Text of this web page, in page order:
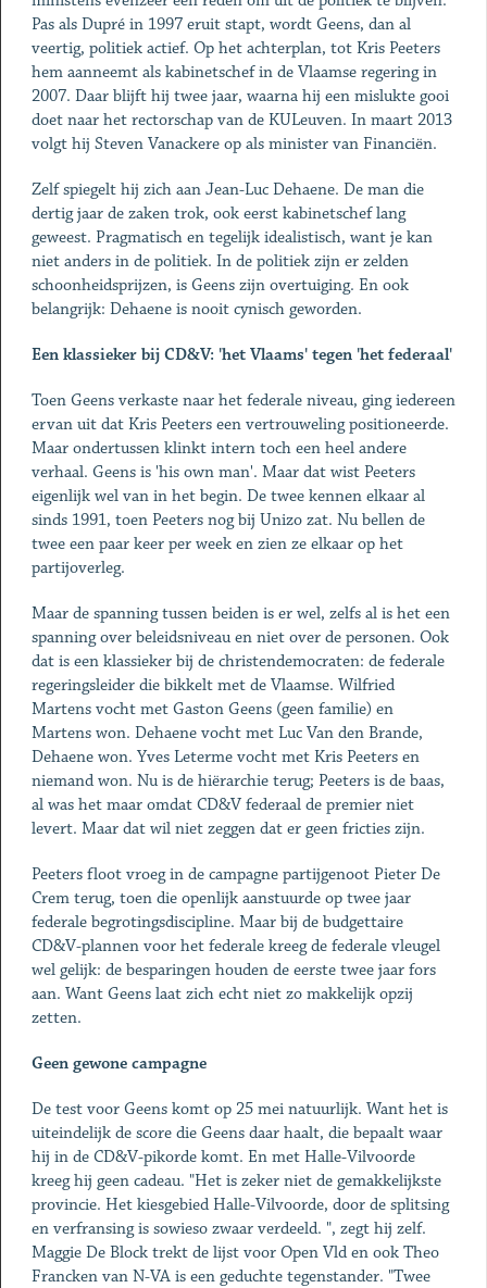
Pas als Dupré in 1997 eruit stapt, wordt Geens, dan al
veertig, politiek actief. Op het achterplan, tot Kris Peeters
hem aanneemt als kabinetschef in de Vlaamse regering in
2007. Daar blijft hij twee jaar, waarna hij een mislukte gooi
doet naar het rectorschap van de KULeuven. In maart 2013
volgt hij Steven Vanackere op als minister van Financiën.
Zelf spiegelt hij zich aan Jean-Luc Dehaene. De man die
dertig jaar de zaken trok, ook eerst kabinetschef lang
geweest. Pragmatisch en tegelijk idealistisch, want je kan
niet anders in de politiek. In de politiek zijn er zelden
schoonheidsprijzen, is Geens zijn overtuiging. En ook
belangrijk: Dehaene is nooit cynisch geworden.
Een klassieker bij CD&V: 'het Vlaams' tegen 'het federaal'
Toen Geens verkaste naar het federale niveau, ging iedereen
ervan uit dat Kris Peeters een vertrouweling positioneerde.
Maar ondertussen klinkt intern toch een heel andere
verhaal. Geens is 'his own man'. Maar dat wist Peeters
eigenlijk wel van in het begin. De twee kennen elkaar al
sinds 1991, toen Peeters nog bij Unizo zat. Nu bellen de
twee een paar keer per week en zien ze elkaar op het
partijoverleg.
Maar de spanning tussen beiden is er wel, zelfs al is het een
spanning over beleidsniveau en niet over de personen. Ook
dat is een klassieker bij de christendemocraten: de federale
regeringsleider die bikkelt met de Vlaamse. Wilfried
Martens vocht met Gaston Geens (geen familie) en
Martens won. Dehaene vocht met Luc Van den Brande,
Dehaene won. Yves Leterme vocht met Kris Peeters en
niemand won. Nu is de hiërarchie terug; Peeters is de baas,
al was het maar omdat CD&V federaal de premier niet
levert. Maar dat wil niet zeggen dat er geen fricties zijn.
Peeters floot vroeg in de campagne partijgenoot Pieter De
Crem terug, toen die openlijk aanstuurde op twee jaar
federale begrotingsdiscipline. Maar bij de budgettaire
CD&V-plannen voor het federale kreeg de federale vleugel
wel gelijk: de besparingen houden de eerste twee jaar fors
aan. Want Geens laat zich echt niet zo makkelijk opzij
zetten.
Geen gewone campagne
De test voor Geens komt op 25 mei natuurlijk. Want het is
uiteindelijk de score die Geens daar haalt, die bepaalt waar
hij in de CD&V-pikorde komt. En met Halle-Vilvoorde
kreeg hij geen cadeau. "Het is zeker niet de gemakkelijkste
provincie. Het kiesgebied Halle-Vilvoorde, door de splitsing
en verfransing is sowieso zwaar verdeeld. ", zegt hij zelf.
Maggie De Block trekt de lijst voor Open Vld en ook Theo
Francken van N-VA is een geduchte tegenstander. "Twee